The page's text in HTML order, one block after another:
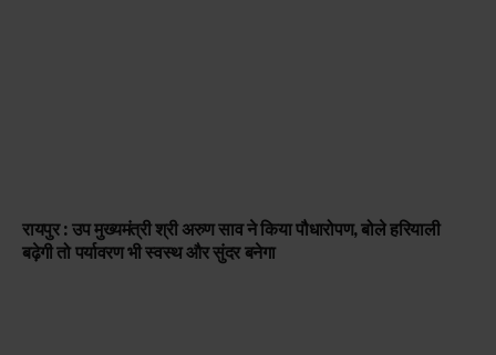
रायपुर : उप मुख्यमंत्री श्री अरुण साव ने किया पौधारोपण, बोले हरियाली
बढ़ेगी तो पर्यावरण भी स्वस्थ और सुंदर बनेगा